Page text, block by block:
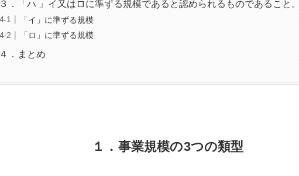
３．「ハ 」イ又はロに準ずる規模であると認められるものであること
「イ」に準ずる規模
「ロ」に準ずる規模
４．まとめ
１．事業規模の3つの類型